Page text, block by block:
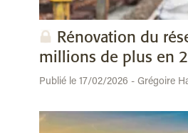
Rénovation du
millions de plus en
Publié le 17/02/2026 - Grégoire